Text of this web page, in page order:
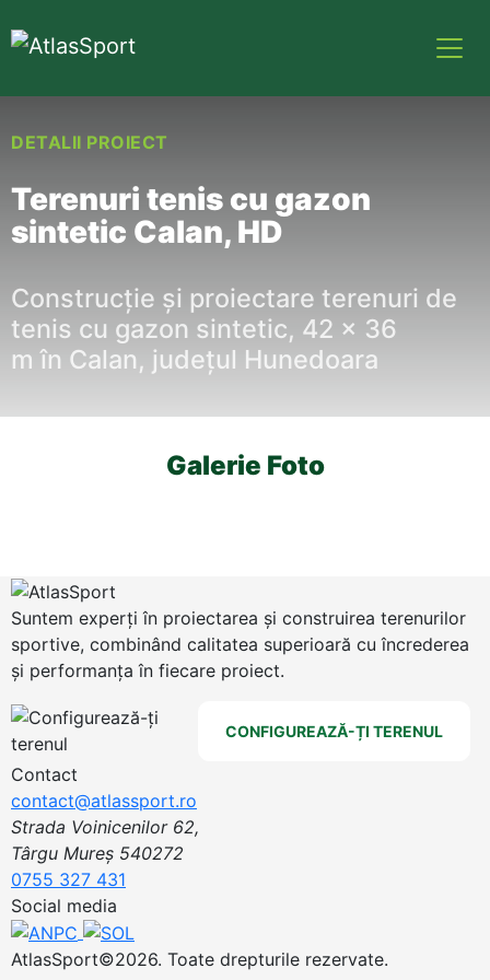
DETALII PROIECT
Terenuri tenis cu gazon
sintetic Calan, HD
Construcție și proiectare terenuri de
tenis cu gazon sintetic, 42 x 36
mîn Calan, județul Hunedoara
Galerie Foto
Suntem experți în proiectarea și construirea terenurilor
sportive, combinând calitatea superioară cu încrederea
și performanța în fiecare proiect.
CONFIGUREAZĂ-ȚI TERENUL
Contact
contact@atlassport.ro
Strada Voinicenilor 62,
Târgu Mureș 540272
0755 327 431
Social media
AtlasSport©2026. Toate drepturile rezervate.